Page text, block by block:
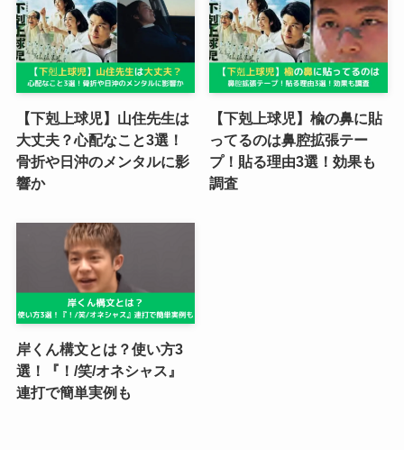
【下剋上球児】山住先生は
大丈夫？心配なこと3選！
骨折や日沖のメンタルに影
響か
【下剋上球児】楡の鼻に貼
ってるのは鼻腔拡張テー
プ！貼る理由3選！効果も
調査
岸くん構文とは？使い方3
選！『！/笑/オネシャス』
連打で簡単実例も